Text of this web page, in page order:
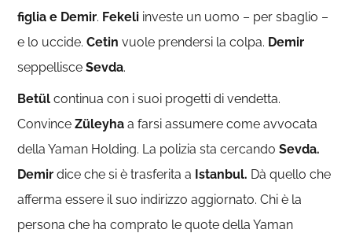
figlia e Demir. Fekeli investe un uomo – per sbaglio –
e lo uccide.Cetin vuole prendersi la colpa. Demir
seppellisceSevda.
Betül continua con i suoi progetti di vendetta.
ConvinceZüleyha a farsi assumere come avvocata
della Yaman Holding. La polizia sta cercandoSevda.
Demir dice che si è trasferita a Istanbul. Dà quello che
afferma essere il suo indirizzo aggiornato. Chi è la
persona che ha comprato le quote della Yaman